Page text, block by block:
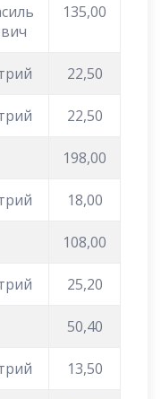
135,00
22,50
22,50
198,00
18,00
108,00
25,20
50,40
13,50